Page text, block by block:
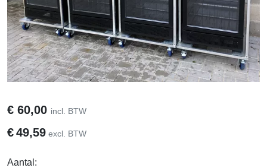
€ 60,00 incl. BTW
€49,59 excl. BTW
Aantal: